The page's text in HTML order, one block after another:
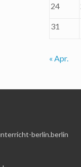
24
31
« Apr.
berlin.berlin